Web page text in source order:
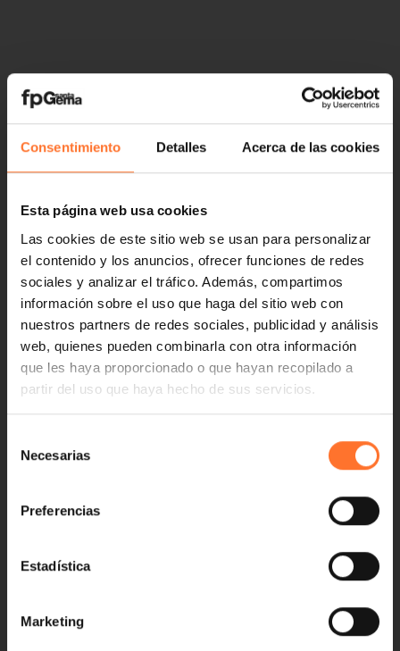
Consentimiento Detalles Acerca de las cookies
Esta página web usa cookies
Las cookies de este sitio web se usan para personalizar
el contenido y los anuncios, ofrecer funciones de redes
sociales y analizar el tráfico. Además, compartimos
información sobre el uso que haga del sitio web con
nuestros partners de redes sociales, publicidad y análisis
web, quienes pueden combinarla con otra información
que les haya proporcionado o que hayan recopilado a
partir del uso que haya hecho de sus servicios.
Necesarias
Preferencias
Estadística
Marketing